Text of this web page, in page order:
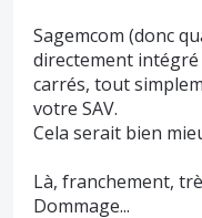
Sagemcom (donc
directement intégré
carrés, tout
votre SAV.
Cela serait bien
Là, franchement,
Dommage...